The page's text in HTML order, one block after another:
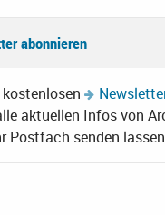
abonnieren
aktuellen Infos von
Postfach senden